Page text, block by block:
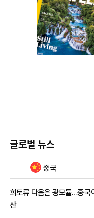
글로벌 뉴스
중국
희토류 다음은 광모듈…중국
산